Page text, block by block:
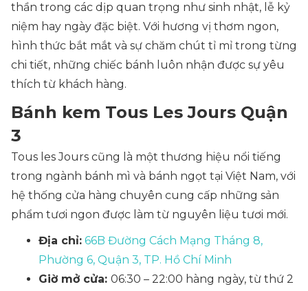
thần trong các dịp quan trọng như sinh nhật, lễ kỷ
niệm hay ngày đặc biệt. Với hương vị thơm ngon,
hình thức bắt mắt và sự chăm chút tỉ mỉ trong từng
chi tiết, những chiếc bánh luôn nhận được sự yêu
thích từ khách hàng.
Bánh kem Tous Les Jours Quận
3
Tous les Jours cũng là một thương hiệu nổi tiếng
trong ngành bánh mì và bánh ngọt tại Việt Nam, với
hệ thống cửa hàng chuyên cung cấp những sản
phẩm tươi ngon được làm từ nguyên liệu tươi mới.
Địa chỉ: 66B Đường Cách Mạng Tháng 8,
Phường 6, Quận 3, TP. Hồ Chí Minh
Giờ mở cửa: 06:30 – 22:00 hàng ngày, từ thứ 2